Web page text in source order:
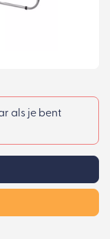
als je bent